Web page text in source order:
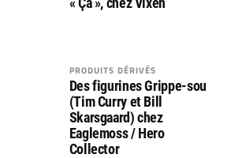
PRODUITS DÉRIVÉS
Des figurines Grippe-sou
(Tim Curry et Bill
Skarsgaard) chez
Eaglemoss / Hero
Collector